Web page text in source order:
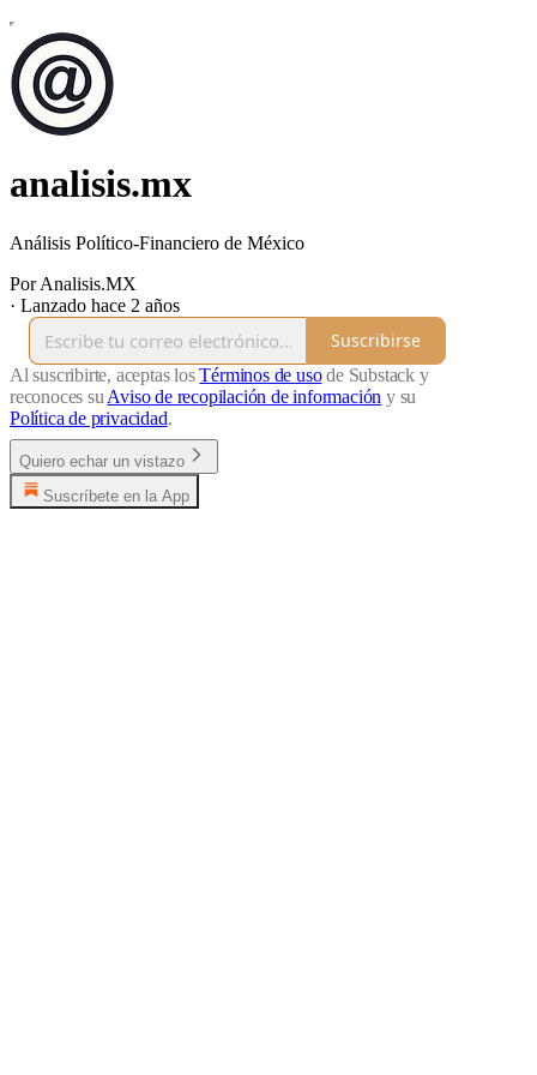
analisis.mx
Análisis Político-Financiero de México
Por Analisis.MX
· Lanzado hace 2 años
Suscribirse
Al suscribirte, aceptas losTérminos de usode Substack y
reconoces su Aviso de recopilación de información y su
Política de privacidad.
Quiero echar un vistazo
Suscríbete en la App